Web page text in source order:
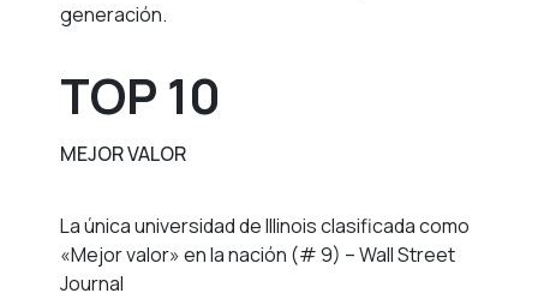
generación.
TOP 10
MEJOR VALOR
La única universidad de Illinois clasificada como
«Mejor valor» en la nación (# 9) – Wall Street
Journal